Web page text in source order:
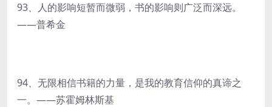
93、人的影响短暂而微弱，书的影响则广泛而深远。
——普希金
94、无限相信书籍的力量，是我的教育信仰的真谛之
一。——苏霍姆林斯基